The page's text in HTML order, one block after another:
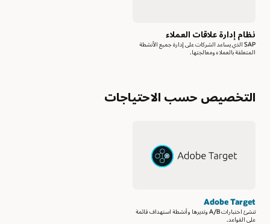
نظام إدارة علاقات العملاء
SAP الذي يساعد الشركات على إدارة جميع الأنشطة
المتعلقة بالعملاء ومعالجتها.
التخصيص حسب الاحتياجات
Adobe Target
تنشئ اختبارات A/B وتديرها وأنشطة استهداف قائمة
على القواعد.